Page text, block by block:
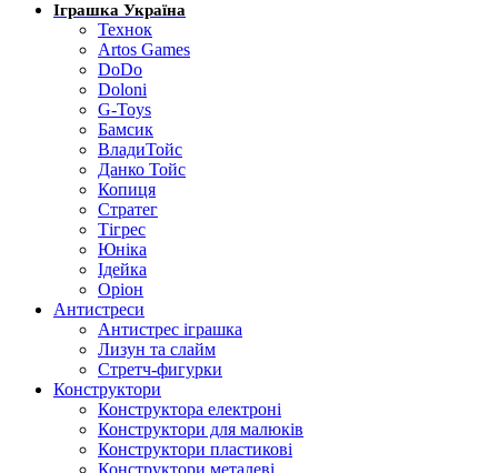
Іграшка Україна
Технок
Artos Games
DoDo
Doloni
G-Toys
Бамсик
ВладиТойс
Данко Тойс
Копиця
Стратег
Тігрес
Юніка
Ідейка
Оріон
Антистреси
Антистрес іграшка
Лизун та слайм
Стретч-фигурки
Конструктори
Конструктора електроні
Конструктори для малюків
Конструктори пластикові
Конструктори металеві